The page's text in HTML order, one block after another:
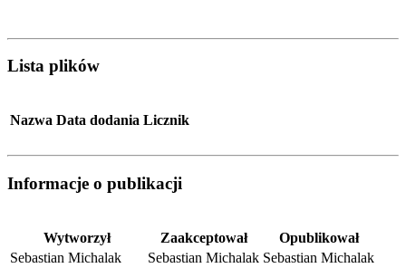
Lista plików
Nazwa Data dodania Licznik
Informacje o publikacji
Wytworzył Zaakceptował
Opublikował
Sebastian Michalak
Sebastian Michalak Sebastian Michalak